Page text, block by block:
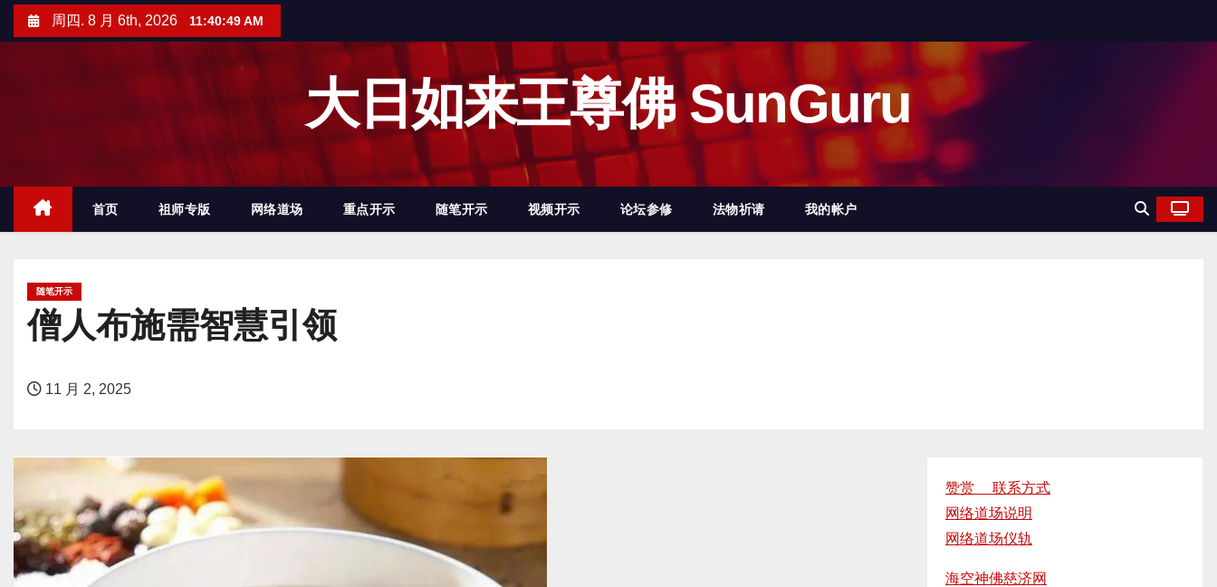
周四. 8 月 6th, 2026 11:40:50 AM
大日如来王尊佛 SunGuru
首页 祖师专版 网络道场 重点开示 随笔开示 视频开示 论坛参修 法物祈请 我的帐户
随笔开示
僧人布施需智慧引领
11 月 2, 2025
赞赏 联系方式
网络道场说明
网络道场仪轨
海空神佛慈济网